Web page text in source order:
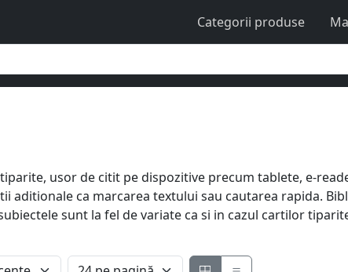
Categorii produse
usor de citit pe dispozitive precum tablete, e-
aditionale ca marcarea textului sau cautarea rapida.
sunt la fel de variate ca si in cazul cartilor